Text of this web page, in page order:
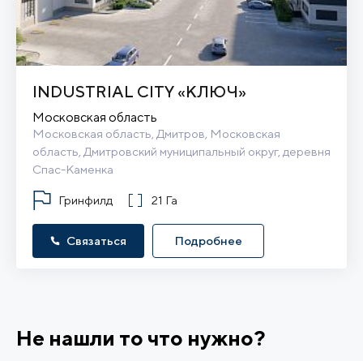
INDUSTRIAL CITY «КЛЮЧ»
Московская область
Московская область, Дмитров, Московская
область, Дмитровский муниципальный округ, деревня
Спас-Каменка
Гринфилд 21 Га
Связаться Подробнее
Не нашли то что нужно?